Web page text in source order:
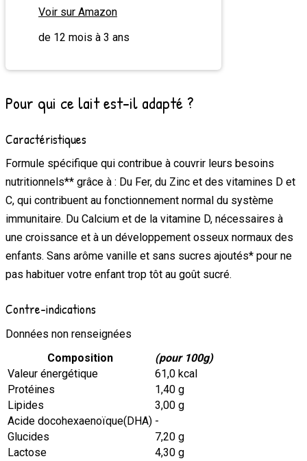
Voir sur Amazon
de 12 mois à 3 ans
Pour qui ce lait est-il adapté ?
Caractéristiques
Formule spécifique qui contribue à couvrir leurs besoins
nutritionnels** grâce à : Du Fer, du Zinc et des vitamines D et
C, qui contribuent au fonctionnement normal du système
immunitaire. Du Calcium et de la vitamine D, nécessaires à
une croissance et à un développement osseux normaux des
enfants. Sans arôme vanille et sans sucres ajoutés* pour ne
pas habituer votre enfant trop tôt au goût sucré.
Contre-indications
Données non renseignées
Composition
(pour 100g)
Valeur énergétique
61,0 kcal
Protéines
1,40 g
Lipides
3,00 g
Acide docohexaenoïque(DHA) -
Glucides
7,20 g
Lactose
4,30 g